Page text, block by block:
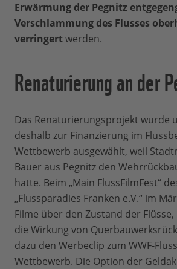
Erwärmung der Pegnitz
Verschlammung des Flusses
verringertwerden.
Renaturierung an der
Das Renaturierungsprojekt wurde
deshalb zur Finanzierung im
Wettbewerb ausgewählt, weil
Bauer aus Pegnitz den
hatte. Beim „Main FlussFilmFest“
„Flussparadies Franken e.V.“ im
Filme über den Zustand der
die Wirkung von
dazu den Werbeclip zum WWF-
Wettbewerb. Die Option der